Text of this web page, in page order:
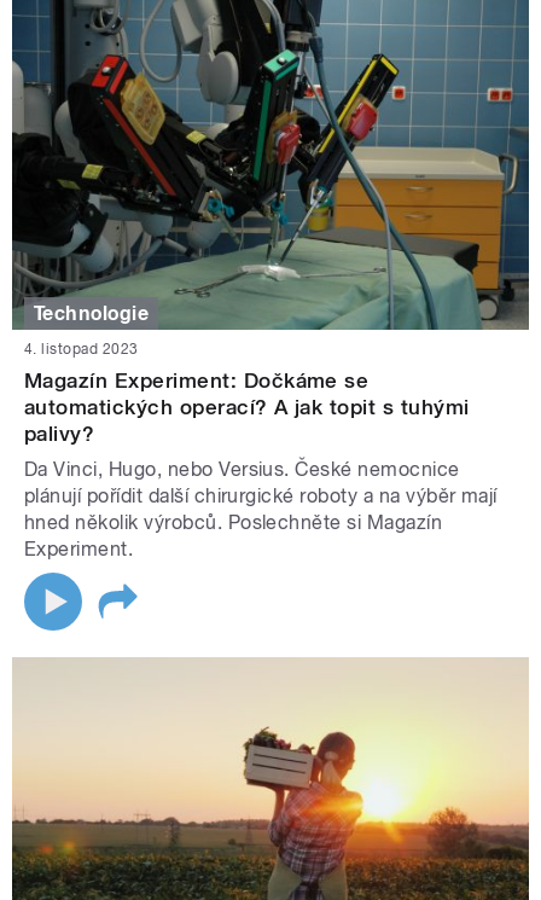
Technologie
4. listopad 2023
Magazín Experiment: Dočkáme se
automatických operací? A jak topit s tuhými
palivy?
Da Vinci, Hugo, nebo Versius. České nemocnice
plánují pořídit další chirurgické roboty a na výběr mají
hned několik výrobců. Poslechněte si Magazín
Experiment.